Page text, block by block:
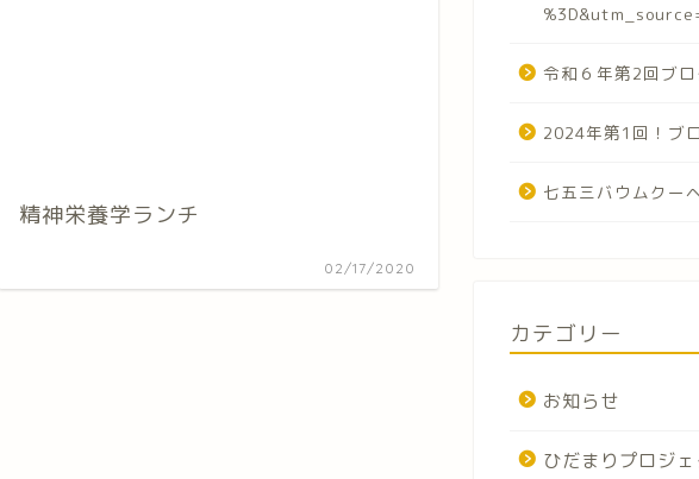
精神栄養学ランチ
02/17/2020
令和６年第2回ブ
2024年第1回！ブ
七五三バウムクー
カテゴリー
お知らせ
ひだまりプロジェ